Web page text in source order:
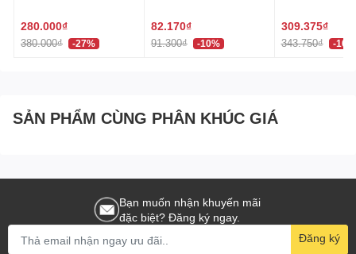
bếp. Khi sử dụng, bạn nên:
tiếp xúc với nguồn nhiệt cao.
thiết bị bạn đang xem.
Sản phẩm Khay Đựng Đồ Dùng Nhà Tắm Sanada là sự
320ml 페브리즈 상쾌한
향
280.000₫
380.000₫ -27%
82.170₫
91.300₫ -10%
(60 Viên)
309.375₫
343.750₫ -10%
SẢN PHẨM CÙNG PHÂN KHÚC GIÁ
Bạn muốn nhận khuyến mãi
đặc biệt? Đăng ký ngay.
Đăng ký